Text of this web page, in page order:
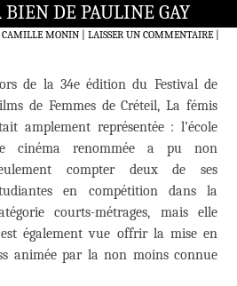
DE PAULINE GAY
CAMILLE MONIN LAISSER UN COMMENTAIRE|
de la 34e édition du Festival de
de Femmes de Créteil, La fémis
amplement représentée : l’école
cinéma renommée a pu non
compter deux de ses
en compétition dans la
courts-métrages, mais elle
également vue offrir la mise en
animée par la non moins connue